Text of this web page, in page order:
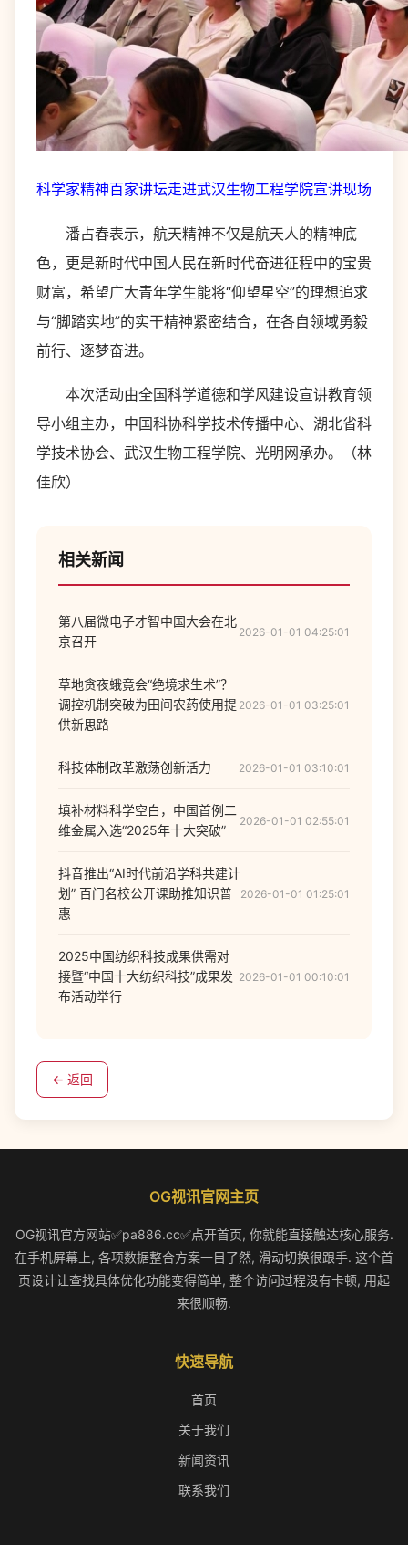
科学家精神百家讲坛走进武汉生物工程学院宣讲现场
潘占春表示，航天精神不仅是航天人的精神底
色，更是新时代中国人民在新时代奋进征程中的宝贵
财富，希望广大青年学生能将“仰望星空”的理想追求
与“脚踏实地”的实干精神紧密结合，在各自领域勇毅
前行、逐梦奋进。
本次活动由全国科学道德和学风建设宣讲教育领
导小组主办，中国科协科学技术传播中心、湖北省科
学技术协会、武汉生物工程学院、光明网承办。（林
佳欣）
相关新闻
第八届微电子才智中国大会在北
京召开
2026-01-01 04:25:01
草地贪夜蛾竟会“绝境求生术”？
调控机制突破为田间农药使用提
供新思路
2026-01-01 03:25:01
科技体制改革激荡创新活力 2026-01-01 03:10:01
填补材料科学空白，中国首例二
维金属入选“2025年十大突破”
2026-01-01 02:55:01
抖音推出“AI时代前沿学科共建计
划” 百门名校公开课助推知识普
惠
2026-01-01 01:25:01
2025中国纺织科技成果供需对
接暨“中国十大纺织科技”成果发
布活动举行
2026-01-01 00:10:01
← 返回
OG视讯官网主页
OG视讯官方网站✅pa886.cc✅点开首页, 你就能直接触达核心服务.
在手机屏幕上, 各项数据整合方案一目了然, 滑动切换很跟手. 这个首
页设计让查找具体优化功能变得简单, 整个访问过程没有卡顿, 用起
来很顺畅.
快速导航
首页
关于我们
新闻资讯
联系我们